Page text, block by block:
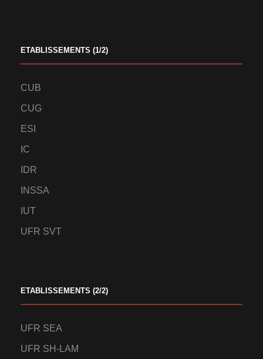
ETABLISSEMENTS (1/2)
CUB
CUG
ESI
IC
IDR
INSSA
IUT
UFR SVT
ETABLISSEMENTS (2/2)
UFR SEA
UFR SH-LAM